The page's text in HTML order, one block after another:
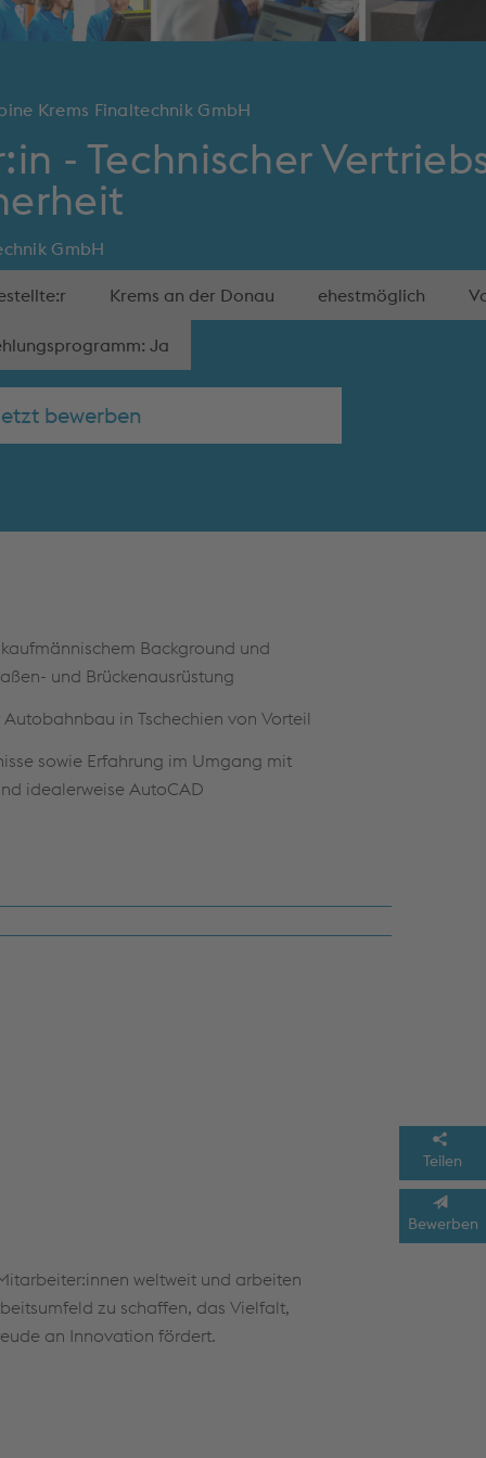
Teilen
Bewerben
Krems Finaltechnik GmbH
- Technischer
GmbH
Krems an der Donau ehestmöglich
Ja
bewerben
Background und
und Brückenausrüstung
in Tschechien von Vorteil
sowie Erfahrung im Umgang mit
idealerweise AutoCAD
in Wort und Schrift für die
Englischkenntnisse von Vorteil
weltweit und arbeiten
zu schaffen, das Vielfalt,
an Innovation fördert.